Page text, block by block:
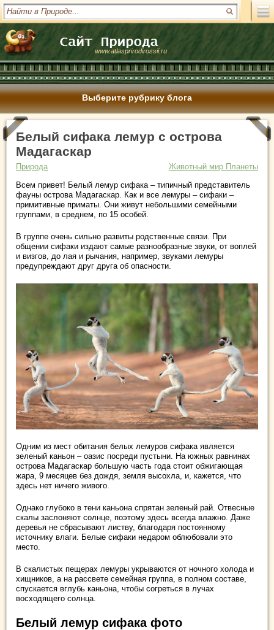
www.atlasprirodirossii.ru
Выберите рубрику блога
Белый сифака лемур с острова
Мадагаскар
Природа
Животный мир Планеты
Всем привет! Белый лемур сифака – типичный представитель
фауны острова Мадагаскар. Как и все лемуры – сифаки –
примитивные приматы. Они живут небольшими семейными
группами, в среднем, по 15 особей.
В группе очень сильно развиты родственные связи. При
общении сифаки издают самые разнообразные звуки, от воплей
и визгов, до лая и рычания, например, звуками лемуры
предупреждают друг друга об опасности.
Одним из мест обитания белых лемуров сифака является
зеленый каньон – оазис посреди пустыни. На южных равнинах
острова Мадагаскар большую часть года стоит обжигающая
жара, 9 месяцев без дождя, земля высохла, и, кажется, что
здесь нет ничего живого.
Однако глубоко в тени каньона спрятан зеленый рай. Отвесные
скалы заслоняют солнце, поэтому здесь всегда влажно. Даже
деревья не сбрасывают листву, благодаря постоянному
источнику влаги. Белые сифаки недаром облюбовали это
место.
В скалистых пещерах лемуры укрываются от ночного холода и
хищников, а на рассвете семейная группа, в полном составе,
спускается вглубь каньона, чтобы согреться в лучах
восходящего солнца.
Белый лемур сифака фото